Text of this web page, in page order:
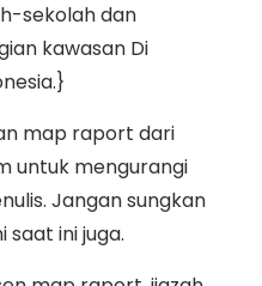
sekolah dan
kawasan Di
map raport dari
untuk mengurangi
Jangan sungkan
ini juga.